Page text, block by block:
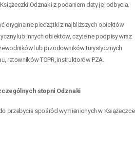
Odznaki z podaniem daty jej odbycia.
oryginalne pieczątki z najbliższych obiektów
lub innych obiektów, czytelne podpisy wraz
lub przodowników turystycznych
ratowników TOPR, instruktorów PZA.
stopni Odznaki
przebycia spośród wymienionych w Książeczce